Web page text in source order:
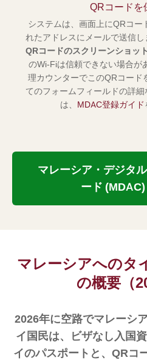
QRコードを
システムは、画面上にQRコー
れたアドレスにメールで送信し
QRコードのスクリーンショッ
のWi-Fiは信頼できない場合が
理カウンターでこのQRコード
てのフォームフィールドの詳
は、 MDAC登録ガイド
マレーシア・デジタ
ード
マレーシアへのタ
の概要（
2026年に空路でマレーシ
イ国民は、ビザなし入国
イのパスポートと、QRコ